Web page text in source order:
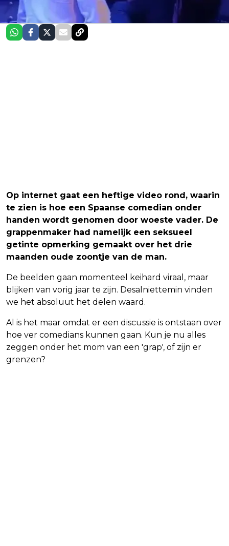
Op internet gaat een heftige video rond, waarin
te zien is hoe een Spaanse comedian onder
handen wordt genomen door woeste vader. De
grappenmaker had namelijk een seksueel
getinte opmerking gemaakt over het drie
maanden oude zoontje van de man.
De beelden gaan momenteel keihard viraal, maar
blijken van vorig jaar te zijn. Desalniettemin vinden
we het absoluut het delen waard.
Al is het maar omdat er een discussie is ontstaan over
hoe ver comedians kunnen gaan. Kun je nu alles
zeggen onder het mom van een 'grap', of zijn er
grenzen?